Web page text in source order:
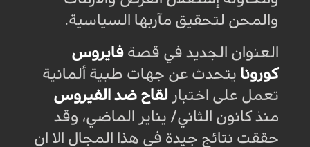
والمحن لتحقيق مآربها السياسية.
العنوان الجديد في قصة فايروس
كورونا يتحدث عن جهات طبية ألمانية
تعمل على اختبار لقاح ضد الفيروس
منذ كانون الثاني/ يناير الماضي، وقد
حققت نتائج جيدة في هذا المجال الا ان